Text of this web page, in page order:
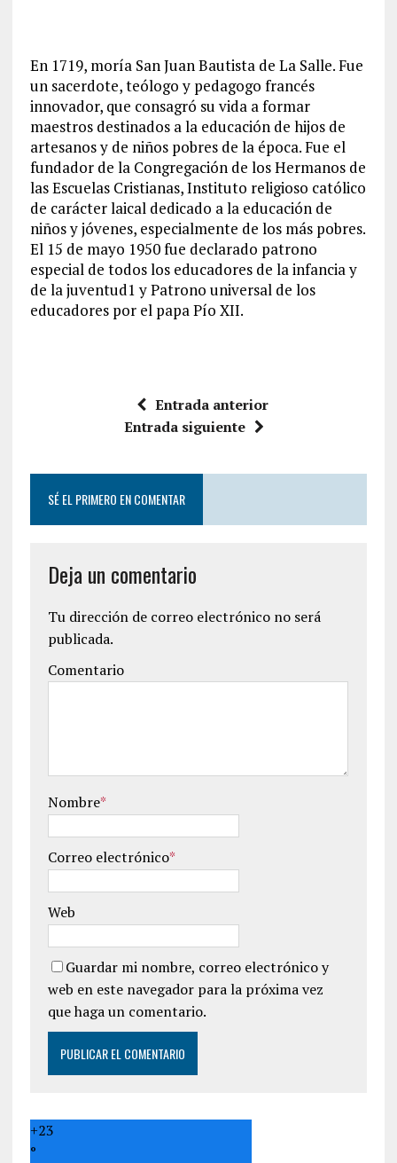
En 1719, moría San Juan Bautista de La Salle. Fue
un sacerdote, teólogo y pedagogo francés
innovador, que consagró su vida a formar
maestros destinados a la educación de hijos de
artesanos y de niños pobres de la época. Fue el
fundador de la Congregación de los Hermanos de
las Escuelas Cristianas, Instituto religioso católico
de carácter laical dedicado a la educación de
niños y jóvenes, especialmente de los más pobres.
El 15 de mayo 1950 fue declarado patrono
especial de todos los educadores de la infancia y
de la juventud1 y Patrono universal de los
educadores por el papa Pío XII.
Entrada anterior
Entrada siguiente
SÉ EL PRIMERO EN COMENTAR
Deja un comentario
Tu dirección de correo electrónico no será
publicada.
Comentario
Nombre*
Correo electrónico*
Web
Guardar mi nombre, correo electrónico y
web en este navegador para la próxima vez
que haga un comentario.
+23
°